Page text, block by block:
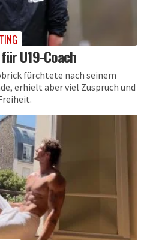
U19-Coach
fürchtete nach seinem
erhielt aber viel Zuspruch und